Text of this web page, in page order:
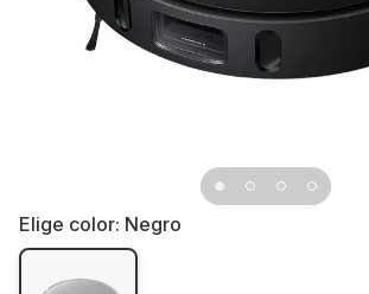
Elige color: Negro